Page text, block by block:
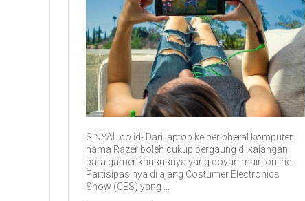
SINYAL.co.id- Dari laptop ke peripheral komputer,
nama Razer boleh cukup bergaung di kalangan
para gamer khususnya yang doyan main online.
Partisipasinya di ajang Costumer Electronics
Show (CES) yang ...